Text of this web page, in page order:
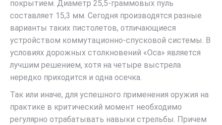
покрытием. Диаметр 25,5-граммовых пуль
составляет 15,3 мм. Сегодня производятся разные
варианты таких пистолетов, отличающиеся
устройством коммутационно-спусковой системы. В
условиях дорожных столкновений «Оса» является
лучшим решением, хотя на четыре выстрела
нередко приходится и одна осечка.
Так или иначе, для успешного применения оружия на
практике в критический момент необходимо
регулярно отрабатывать навыки стрельбы. Причем